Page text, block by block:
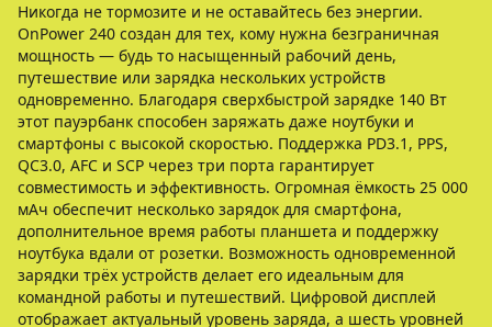
Никогда не тормозите и не оставайтесь без энергии.
OnPower 240 создан для тех, кому нужна безграничная
мощность — будь то насыщенный рабочий день,
путешествие или зарядка нескольких устройств
одновременно. Благодаря сверхбыстрой зарядке 140 Вт
этот пауэрбанк способен заряжать даже ноутбуки и
смартфоны с высокой скоростью. Поддержка PD3.1, PPS,
QC3.0, AFC и SCP через три порта гарантирует
совместимость и эффективность. Огромная ёмкость 25 000
мАч обеспечит несколько зарядок для смартфона,
дополнительное время работы планшета и поддержку
ноутбука вдали от розетки. Возможность одновременной
зарядки трёх устройств делает его идеальным для
командной работы и путешествий. Цифровой дисплей
отображает актуальный уровень заряда, а шесть уровней